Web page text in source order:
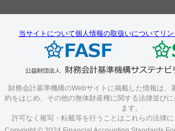
当サイトについて個人情報の取扱いについて リ
財務会計基準機構のWebサイトに掲載した情報は、
約をはじめ、その他の無体財産権に関する法律並び
ます。
許可なく複写・転載等を行うことはこれらの法律に